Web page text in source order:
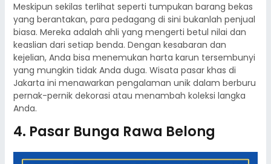
Meskipun sekilas terlihat seperti tumpukan barang bekas
yang berantakan, para pedagang di sini bukanlah penjual
biasa. Mereka adalah ahli yang mengerti betul nilai dan
keaslian dari setiap benda. Dengan kesabaran dan
kejelian, Anda bisa menemukan harta karun tersembunyi
yang mungkin tidak Anda duga. Wisata pasar khas di
Jakarta ini menawarkan pengalaman unik dalam berburu
pernak-pernik dekorasi atau menambah koleksi langka
Anda.
4. Pasar Bunga Rawa Belong